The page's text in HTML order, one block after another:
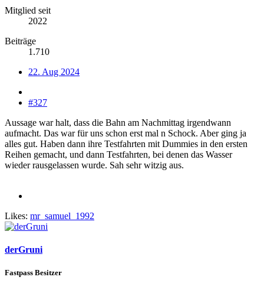
Mitglied seit
2022
Beiträge
1.710
22. Aug 2024
#327
Aussage war halt, dass die Bahn am Nachmittag irgendwann
aufmacht. Das war für uns schon erst mal n Schock. Aber ging ja
alles gut. Haben dann ihre Testfahrten mit Dummies in den ersten
Reihen gemacht, und dann Testfahrten, bei denen das Wasser
wieder rausgelassen wurde. Sah sehr witzig aus.
Likes: mr_samuel_1992
derGruni
Fastpass Besitzer